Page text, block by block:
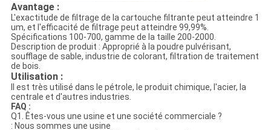
Avantage :
L'exactitude de filtrage de la cartouche filtrante peut atteindre 1
um, et l'efficacité de filtrage peut atteindre 99,99%.
Spécifications 100-700, gamme de la taille 200-2000.
Description de produit : Approprié à la poudre pulvérisant,
soufflage de sable, industrie de colorant, filtration de traitement
de bois.
Utilisation :
Il est très utilisé dans le pétrole, le produit chimique, l'acier, la
centrale et d'autres industries.
FAQ :
Q1. Êtes-vous une usine et une société commerciale ?
: Nous sommes une usine